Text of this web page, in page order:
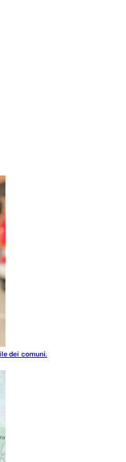
dei comuni.